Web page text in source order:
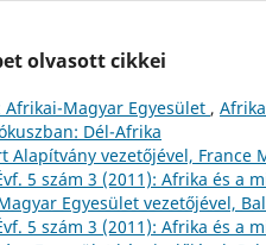
olvasott cikkei
Magyar Egyesület ,
Dél-Afrika
Alapítvány vezetőjével, France
5 szám 3 (2011): Afrika és a
Egyesület vezetőjével,
5 szám 3 (2011): Afrika és a